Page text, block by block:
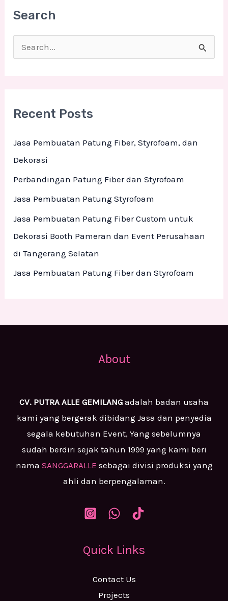
Search
cRecent Posts
Jasa Pembuatan Patung Fiber, Styrofoam, dan
Dekorasi
Perbandingan Patung Fiber dan Styrofoam
Jasa Pembuatan Patung Styrofoam
Jasa Pembuatan Patung Fiber Custom untuk
Dekorasi Booth Pameran dan Event Perusahaan
di Tangerang Selatan
Jasa Pembuatan Patung Fiber dan Styrofoam
About
CV. PUTRA ALLE GEMILANG adalah badan usaha
kami yang bergerak dibidang Jasa dan penyedia
segala kebutuhan Event, Yang sebelumnya
sudah berdiri sejak tahun 1999 yang kami beri
nama SANGGARALLE sebagai divisi produksi yang
ahli dan berpengalaman.
Quick Links
Contact Us
Projects